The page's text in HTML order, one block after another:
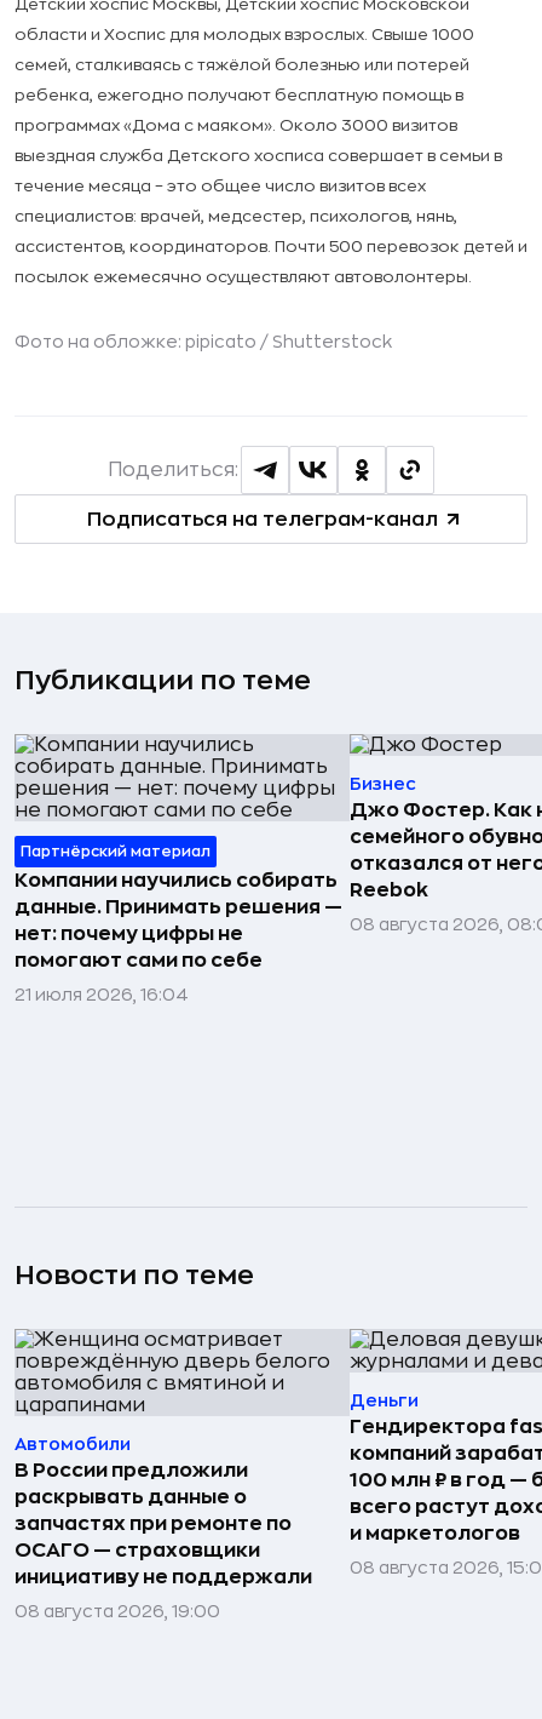
Детский хоспис Москвы, Детский хоспис Московской
области и Хоспис для молодых взрослых. Свыше 1000
семей, сталкиваясь с тяжёлой болезнью или потерей
ребенка, ежегодно получают бесплатную помощь в
программах «Дома с маяком». Около 3000 визитов
выездная служба Детского хосписа совершает в семьи в
течение месяца – это общее число визитов всех
специалистов: врачей, медсестер, психологов, нянь,
ассистентов, координаторов. Почти 500 перевозок детей и
посылок ежемесячно осуществляют автоволонтеры.
Фото на обложке: pipicato / Shutterstock
Подписаться на телеграм-канал
Поделиться:
Публикации по теме
Партнёрский материал
Компании научились собирать
данные. Принимать решения —
нет: почему цифры не
помогают сами по себе
21 июля 2026, 16:04
Бизнес
Джо Фостер. Как
семейного
отказался от
Reebok
08 августа 2026,
Новости по теме
Автомобили
В России предложили
раскрывать данные о
запчастях при ремонте по
ОСАГО — страховщики
инициативу не поддержали
08 августа 2026, 19:00
Деньги
Гендиректора
компаний
100 млн ₽ в год —
всего растут
и маркетологов
08 августа 2026,